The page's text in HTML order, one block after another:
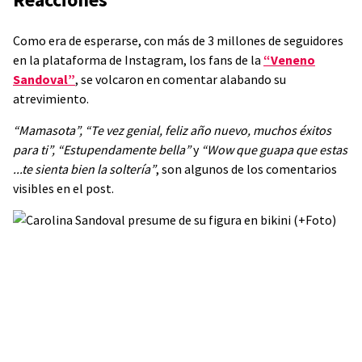
Como era de esperarse, con más de 3 millones de seguidores
en la plataforma de Instagram, los fans de la “Veneno
Sandoval”, se volcaron en comentar alabando su
atrevimiento.
“Mamasota”, “Te vez genial, feliz año nuevo, muchos éxitos
para ti”, “Estupendamente bella”y “Wow que guapa que estas
...te sienta bien la soltería”, son algunos de los comentarios
visibles en el post.